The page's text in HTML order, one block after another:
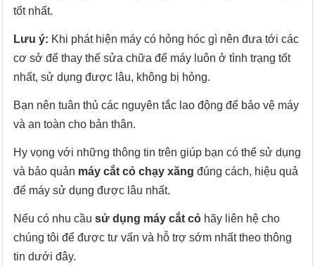
tốt nhất.
Lưu ý: Khi phát hiện máy có hỏng hóc gì nên đưa tới các
cơ sở để thay thế sửa chữa để máy luôn ở tình trạng tốt
nhất, sử dụng được lâu, không bị hỏng.
Bạn nên tuân thủ các nguyên tắc lao động để bảo vệ máy
và an toàn cho bản thân.
Hy vọng với những thông tin trên giúp bạn có thể sử dụng
và bảo quản máy cắt cỏ chạy xăng đúng cách, hiệu quả
để máy sử dụng được lâu nhất.
Nếu có nhu cầusử dụng máy cắt cỏ hãy liên hệ cho
chúng tôi để được tư vấn và hỗ trợ sớm nhất theo thông
tin dưới đây.